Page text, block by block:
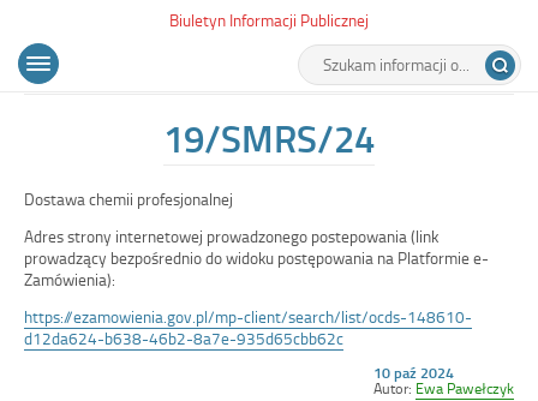
19/SMRS/24
Biuletyn Informacji Publicznej
Wyszukiwarka
Tutaj
wpisz
Menu
główne
Otwórz
19/SMRS/24
Dostawa chemii profesjonalnej
Adres strony internetowej prowadzonego postepowania (link
prowadzący bezpośrednio do widoku postępowania na Platformie e-
Zamówienia):
https://ezamowienia.gov.pl/mp-client/search/list/ocds-148610-
d12da624-b638-46b2-8a7e-935d65cbb62c
Opublikowano
w
10 paź 2024
Autor: Ewa Pawełczyk